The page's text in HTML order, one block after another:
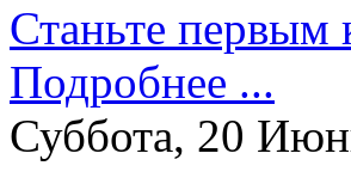
Станьте первым
Подробнее ...
Суббота, 20